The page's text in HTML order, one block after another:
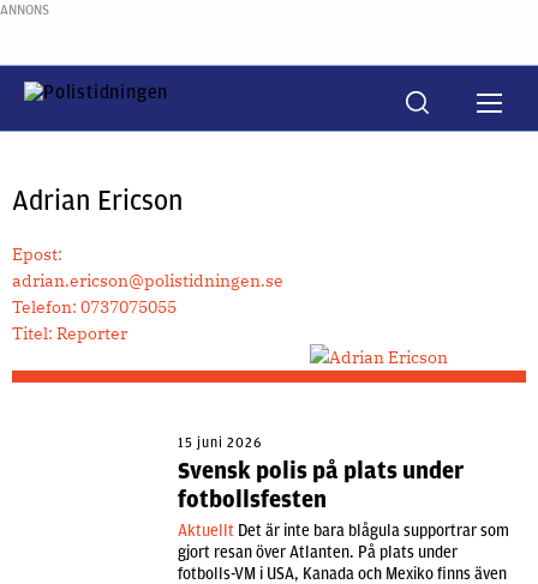
ANNONS
Adrian Ericson
Epost:
adrian.ericson@polistidningen.se
Telefon: 0737075055
Titel: Reporter
15 juni 2026
Svensk polis på plats under
fotbollsfesten
Aktuellt Det är inte bara blågula supportrar som
gjort resan över Atlanten. På plats under
fotbolls-VM i USA, Kanada och Mexiko finns även